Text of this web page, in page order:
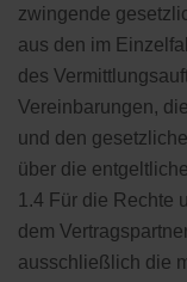
zwingende
aus den im
des
Vereinbarungen,
und den
über die
1.4 Für die Rechte
dem
ausschließlich die